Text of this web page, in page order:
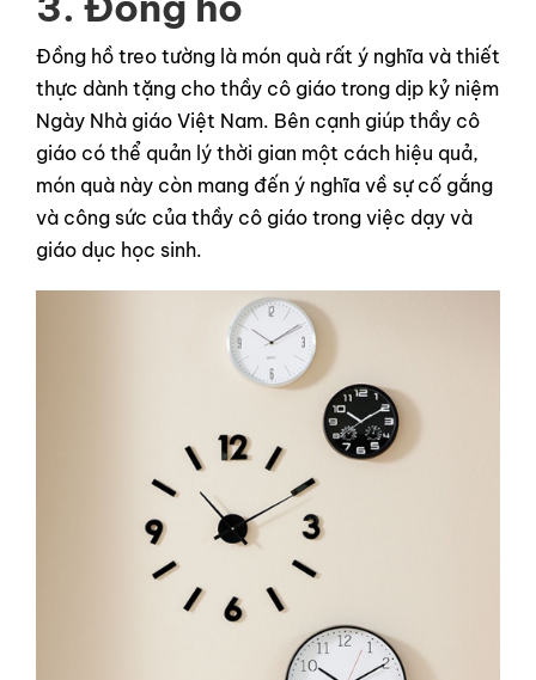
Đồng hồ treo tường là món quà rất ý nghĩa và thiết
thực dành tặng cho thầy cô giáo trong dịp kỷ niệm
Ngày Nhà giáo Việt Nam. Bên cạnh giúp thầy cô
giáo có thể quản lý thời gian một cách hiệu quả,
món quà này còn mang đến ý nghĩa về sự cố gắng
và công sức của thầy cô giáo trong việc dạy và
giáo dục học sinh.